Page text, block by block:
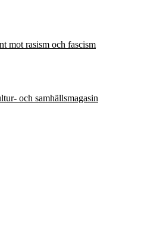
mot rasism och fascism
och samhällsmagasin